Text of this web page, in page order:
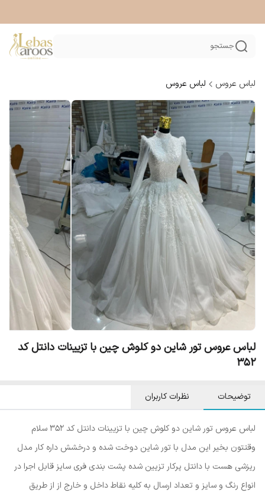
جستجو
لباس عروس لباس عروس
لباس عروس تور شاین دو کلوش چین با تزیینات دانتل کد
۳۵۲
توضیحات نظرات کاربران
لباس عروس تور شاین دو کلوش چین با تزیینات دانتل کد ۳۵۲ سلام
وقتتون بخیر این مدل با تور شاین دوخت شده و درخشش داره کار مدل
ریزشی هست با دانتل پرکار تزیین شده پشت بندی فری سایز قابل اجرا در
انواع رنگ و سایز و تعداد ارسال به کلیه نقاط داخل و خارج از از طریق